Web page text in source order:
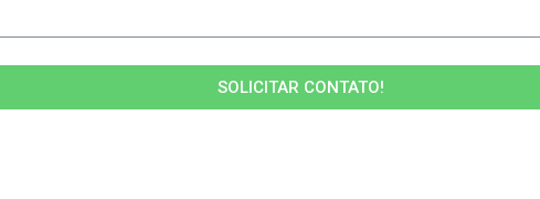
SOLICITAR CONTATO!